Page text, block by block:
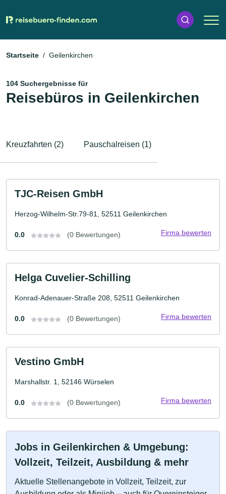
Startseite Geilenkirchen
104 Suchergebnisse für
Reisebüros in Geilenkirchen
Kreuzfahrten (2) Pauschalreisen (1)
TJC-Reisen GmbH
Herzog-Wilhelm-Str.79-81, 52511 Geilenkirchen
0.0 (0 Bewertungen) Firma bewerten
Helga Cuvelier-Schilling
Konrad-Adenauer-Straße 208, 52511 Geilenkirchen
0.0 (0 Bewertungen) Firma bewerten
Vestino GmbH
Marshallstr. 1, 52146 Würselen
0.0 (0 Bewertungen) Firma bewerten
Jobs in Geilenkirchen & Umgebung:
Vollzeit, Teilzeit, Ausbildung & mehr
Aktuelle Stellenangebote in Vollzeit, Teilzeit, zur